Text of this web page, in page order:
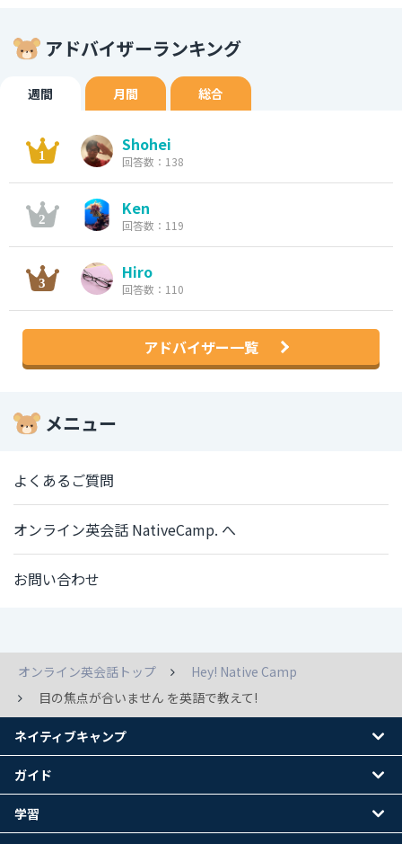
アドバイザーランキング
週間 月間 総合
Shohei
回答数：138
Ken
回答数：119
Hiro
回答数：110
アドバイザー一覧
メニュー
よくあるご質問
オンライン英会話 NativeCamp. へ
お問い合わせ
オンライン英会話トップ
Hey! Native Camp
目の焦点が合いません を英語で教えて!
ネイティブキャンプ
ガイド
学習